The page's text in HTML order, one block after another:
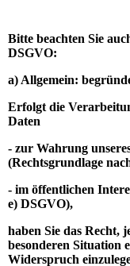
Bitte beachten Sie
DSGVO:
a) Allgemein:
Erfolgt die
Daten
- zur Wahrung
(Rechtsgrundlage
- im öffentlichen
e) DSGVO),
haben Sie das Recht,
besonderen Situation
Widerspruch